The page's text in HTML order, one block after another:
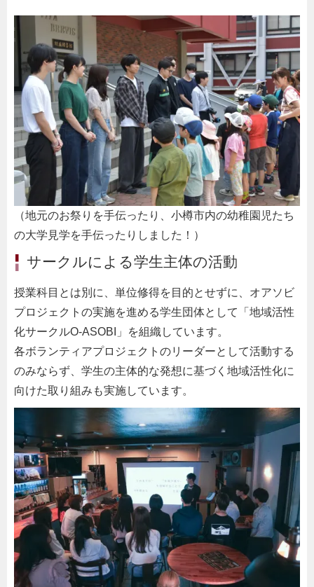
（地元のお祭りを手伝ったり、小樽市内の幼稚園児たち
の大学見学を手伝ったりしました！）
サークルによる学生主体の活動
授業科目とは別に、単位修得を目的とせずに、オアソビ
プロジェクトの実施を進める学生団体として「地域活性
化サークルO-ASOBI」を組織しています。
各ボランティアプロジェクトのリーダーとして活動する
のみならず、学生の主体的な発想に基づく地域活性化に
向けた取り組みも実施しています。